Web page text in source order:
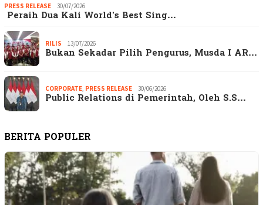
PRESS RELEASE 30/07/2026
Peraih Dua Kali World’s Best Sing…
RILIS 13/07/2026
Bukan Sekadar Pilih Pengurus, Musda I AR…
CORPORATE PRESS RELEASE 30/06/2026
Public Relations di Pemerintah, Oleh S.S…
BERITA POPULER